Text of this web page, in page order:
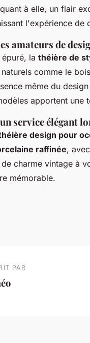
à elle, un flair
l'expérience de
amateurs de
la théière de
comme le
même du
apportent une
service élégant
design pour
raffinée,
charme vintage à
mémorable.
PAR